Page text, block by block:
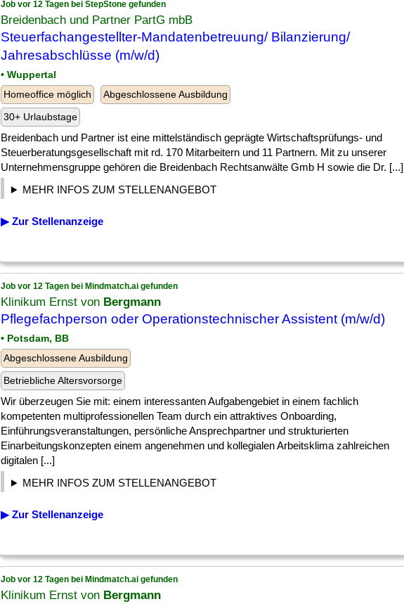
Job vor 12 Tagen bei StepStone gefunden
Breidenbach und Partner PartG mbB
Steuerfachangestellter-Mandatenbetreuung/ Bilanzierung/
Jahresabschlüsse (m/w/d)
• Wuppertal
Homeoffice möglich
Abgeschlossene Ausbildung
30+ Urlaubstage
Breidenbach und Partner ist eine mittelständisch geprägte Wirtschaftsprüfungs- und
Steuerberatungsgesellschaft mit rd. 170 Mitarbeitern und 11 Partnern. Mit zu unserer
Unternehmensgruppe gehören die Breidenbach Rechtsanwälte Gmb H sowie die Dr. [...]
MEHR INFOS ZUM STELLENANGEBOT
▶ Zur Stellenanzeige
Job vor 12 Tagen bei Mindmatch.ai gefunden
Klinikum Ernst von Bergmann
Pflegefachperson oder Operationstechnischer Assistent (m/w/d)
• Potsdam, BB
Abgeschlossene Ausbildung
Betriebliche Altersvorsorge
Wir überzeugen Sie mit: einem interessanten Aufgabengebiet in einem fachlich
kompetenten multiprofessionellen Team durch ein attraktives Onboarding,
Einführungsveranstaltungen, persönliche Ansprechpartner und strukturierten
Einarbeitungskonzepten einem angenehmen und kollegialen Arbeitsklima zahlreichen
digitalen [...]
MEHR INFOS ZUM STELLENANGEBOT
▶ Zur Stellenanzeige
Job vor 12 Tagen bei Mindmatch.ai gefunden
Klinikum Ernst von Bergmann